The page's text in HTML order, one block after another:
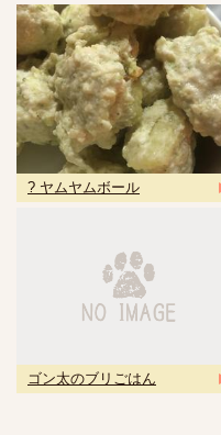
? ヤムヤムボール
ゴン太のブリごはん